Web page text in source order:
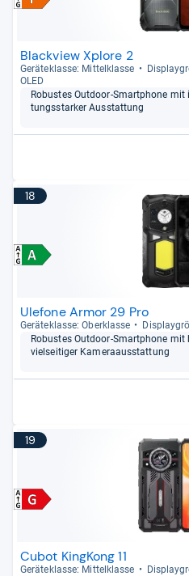
Blackview Xplore 2
Gerä­te­klasse: Mit­tel­klasse
OLED
Robus­tes Out­door-​Smart­phone
tungs­star­ker Aus­stat­tung
18
Ulefone Armor 29 Pro
Gerä­te­klasse: Ober­klasse
Robus­tes Out­door-​Smart­phone
viel­sei­ti­ger Kame­raaus­stat­tung
19
Cubot KingKong 11
Gerä­te­klasse: Mit­tel­klasse